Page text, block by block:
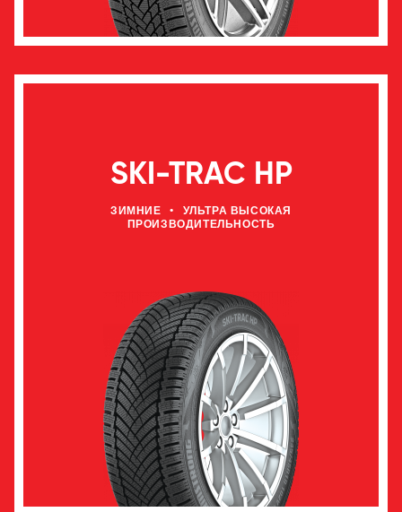
SKI-TRAC HP
ЗИМНИЕ •
УЛЬТРА ВЫСОКАЯ
ПРОИЗВОДИТЕЛЬНОСТЬ